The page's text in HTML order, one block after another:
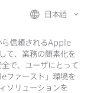
日本語
信頼されるApple
て、​業務の​簡素化を​
で、​ユーザに​とって​
ファースト」環境を​
ソリューションを​